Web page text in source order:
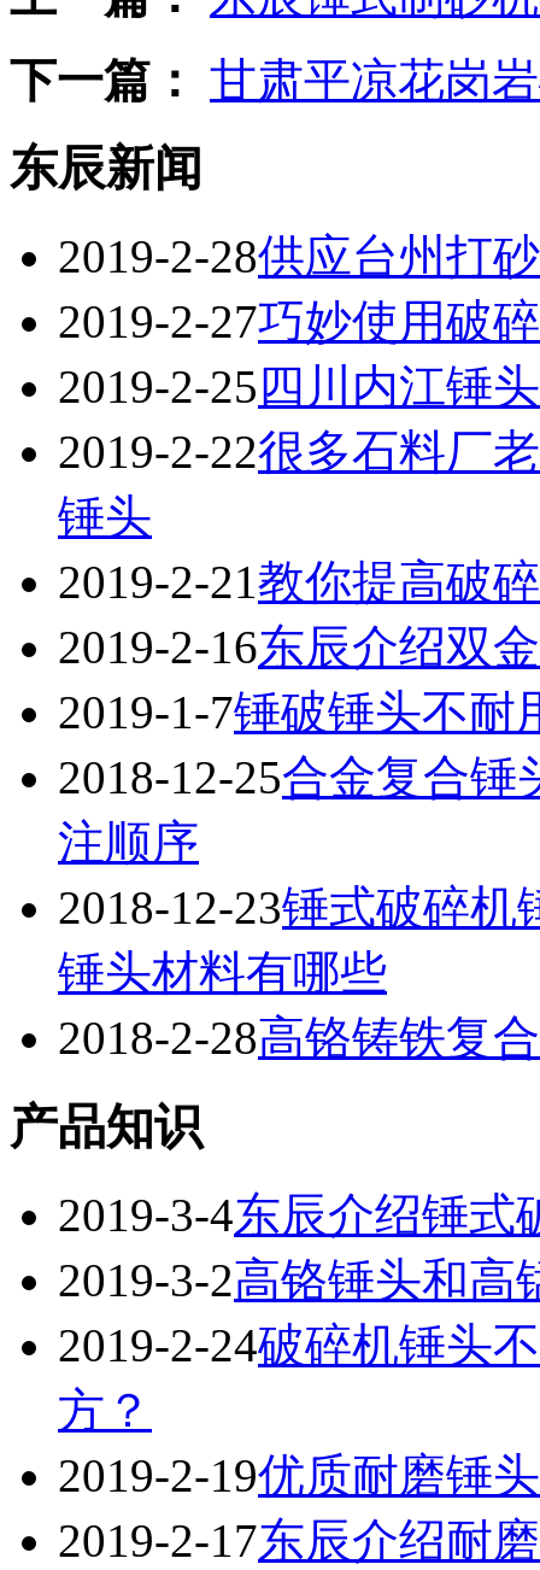
下一篇： 甘肃平凉花岗
东辰新闻
2019-2-28供应台州打
2019-2-27巧妙使用破
2019-2-25 四川内江锤
2019-2-22很多石料厂
锤头
2019-2-21教你提高破
2019-2-16东辰介绍双
2019-1-7锤破锤头不耐
2018-12-25合金复合锤
注顺序
2018-12-23锤式破碎机
锤头材料有哪些
2018-2-28高铬铸铁复
产品知识
2019-3-4东辰介绍锤式
2019-3-2高铬锤头和高
2019-2-24破碎机锤头
方？
2019-2-19优质耐磨锤
2019-2-17东辰介绍耐